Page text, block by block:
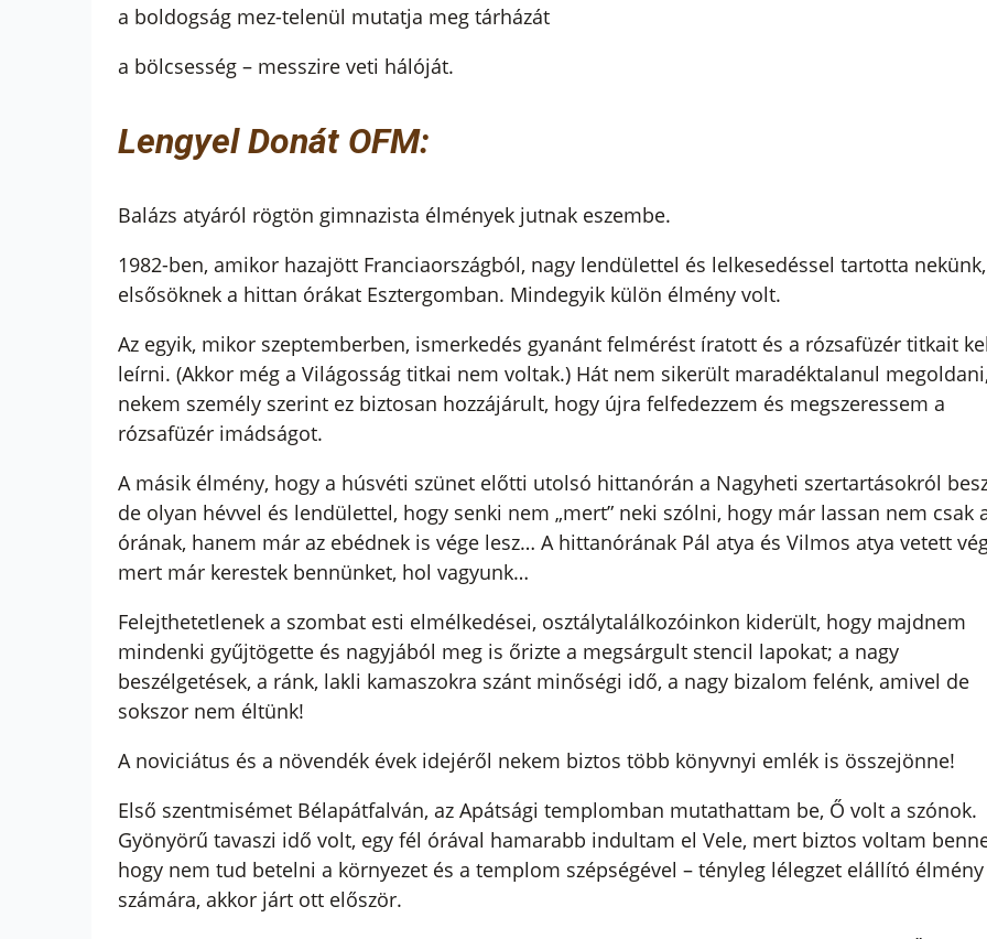
a boldogság mez-telenül mutatja meg tárházát
a bölcsesség – messzire veti hálóját.
Lengyel Donát OFM:
Balázs atyáról rögtön gimnazista élmények jutnak eszembe.
1982-ben, amikor hazajött Franciaországból, nagy lendülettel és lelkesedéssel tartotta
elsősöknek a hittan órákat Esztergomban. Mindegyik külön élmény volt.
Az egyik, mikor szeptemberben, ismerkedés gyanánt felmérést íratott és a rózsafüzér titkait
leírni. (Akkor még a Világosság titkai nem voltak.) Hát nem sikerült maradéktalanul
nekem személy szerint ez biztosan hozzájárult, hogy újra felfedezzem és megszeressem a
rózsafüzér imádságot.
A másik élmény, hogy a húsvéti szünet előtti utolsó hittanórán a Nagyheti szertartásokról
de olyan hévvel és lendülettel, hogy senki nem „mert” neki szólni, hogy már lassan nem csak
órának, hanem már az ebédnek is vége lesz… A hittanórának Pál atya és Vilmos atya vetett
mert már kerestek bennünket, hol vagyunk…
Felejthetetlenek a szombat esti elmélkedései, osztálytalálkozóinkon kiderült, hogy majdnem
mindenki gyűjtögette és nagyjából meg is őrizte a megsárgult stencil lapokat; a nagy
beszélgetések, a ránk, lakli kamaszokra szánt minőségi idő, a nagy bizalom felénk, amivel de
sokszor nem éltünk!
A noviciátus és a növendék évek idejéről nekem biztos több könyvnyi emlék is összejönne!
Első szentmisémet Bélapátfalván, az Apátsági templomban mutathattam be, Ő volt a szónok.
Gyönyörű tavaszi idő volt, egy fél órával hamarabb indultam el Vele, mert biztos voltam
hogy nem tud betelni a környezet és a templom szépségével – tényleg lélegzet elállító
számára, akkor járt ott először.